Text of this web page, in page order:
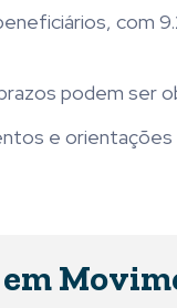
com
podem ser
e